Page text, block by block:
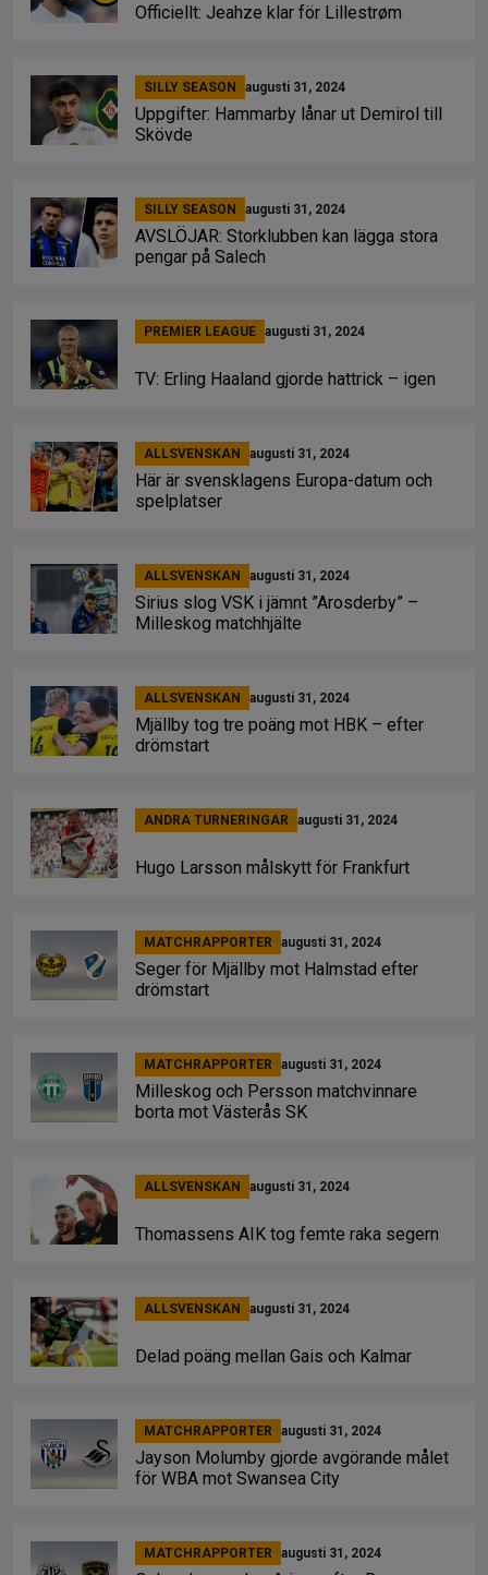
Officiellt: Jeahze klar för Lillestrøm
SILLY SEASON augusti 31, 2024
Uppgifter: Hammarby lånar ut Demirol till
Skövde
SILLY SEASON augusti 31, 2024
AVSLÖJAR: Storklubben kan lägga stora
pengar på Salech
PREMIER LEAGUE augusti 31, 2024
TV: Erling Haaland gjorde hattrick – igen
ALLSVENSKAN augusti 31, 2024
Här är svensklagens Europa-datum och
spelplatser
ALLSVENSKAN augusti 31, 2024
Sirius slog VSK i jämnt ”Arosderby” –
Milleskog matchhjälte
ALLSVENSKAN augusti 31, 2024
Mjällby tog tre poäng mot HBK – efter
drömstart
ANDRA TURNERINGAR augusti 31, 2024
Hugo Larsson målskytt för Frankfurt
MATCHRAPPORTER augusti 31, 2024
Seger för Mjällby mot Halmstad efter
drömstart
MATCHRAPPORTER augusti 31, 2024
Milleskog och Persson matchvinnare
borta mot Västerås SK
ALLSVENSKAN augusti 31, 2024
Thomassens AIK tog femte raka segern
ALLSVENSKAN augusti 31, 2024
Delad poäng mellan Gais och Kalmar
MATCHRAPPORTER augusti 31, 2024
Jayson Molumby gjorde avgörande målet
för WBA mot Swansea City
MATCHRAPPORTER augusti 31, 2024